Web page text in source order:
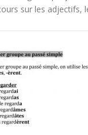
sur les adjectifs,